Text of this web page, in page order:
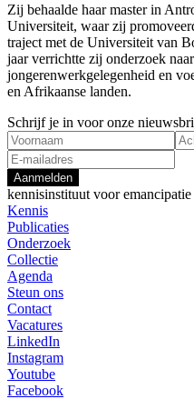
Zij behaalde haar master in
Universiteit, waar zij
traject met de Universiteit van
jaar verrichtte zij onderzoek
jongerenwerkgelegenheid en
en Afrikaanse landen.
Schrijf je in voor onze
Aanmelden
kennisinstituut voor
Kennis
Publicaties
Onderzoek
Collectie
Agenda
Steun ons
Contact
Vacatures
LinkedIn
Instagram
Youtube
Facebook